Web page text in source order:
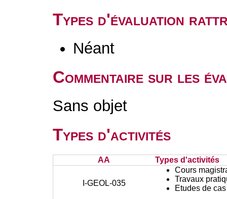
Types d'évaluation
Néant
Commentaire sur les
Sans objet
Types d'activités
AA Types d'activités
I-GEOL-035
Cours
Travaux
Etudes de cas